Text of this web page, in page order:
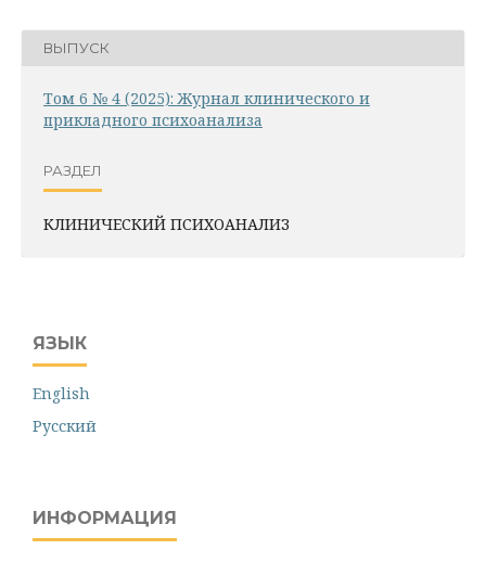
ВЫПУСК
Том 6 № 4 (2025): Журнал клинического и
прикладного психоанализа
РАЗДЕЛ
КЛИНИЧЕСКИЙ ПСИХОАНАЛИЗ
ЯЗЫК
English
Русский
ИНФОРМАЦИЯ